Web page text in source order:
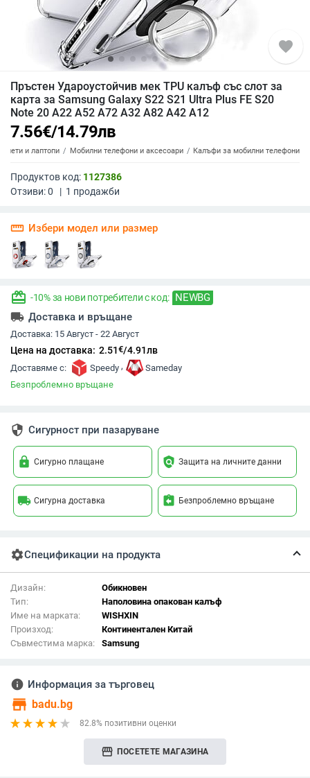
favorite
Пръстен Удароустойчив мек TPU калъф със слот за
карта за Samsung Galaxy S22 S21 Ultra Plus FE S20
Note 20 A22 A52 A72 A32 A82 A42 A12
7.56€/14.79лв
и лаптопи Мобилни телефони и аксесоари Калъфи за мобилни телефони
Продуктов код: 1127386
Отзиви:0 | 1 продажби
straighten Избери модел или размер
redeem -10% за нови потребители с код: NEWBG
local_shipping Доставка и връщане
Доставка: 15 Август - 22 Август
Цена на доставка: 2.51€/4.91лв
Доставяме с: Speedy ,
Sameday
Безпроблемно връщане
security Сигурност при пазаруване
lock Сигурно плащане policy Защита на личните данни
local_shipping Сигурна доставка assignment_return Безпроблемно връщане
settingsСпецификации на продукта
Дизайн:
Обикновен
Тип:
Наполовина опакован калъф
Име на марката:
WISHXIN
Произход:
Континентален Китай
Съвместима марка:
Samsung
info Информация за търговец
store badu.bg
82.8% позитивни оценки
storefront ПОСЕТЕТЕ МАГАЗИНА